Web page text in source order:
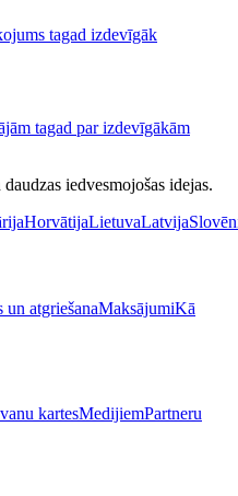
tagad izdevīgāk
tagad par izdevīgākām
iedvesmojošas idejas.
HorvātijaLietuvaLatvija
un atgriešanaMaksājumiKā
kartesMedijiemPartneru